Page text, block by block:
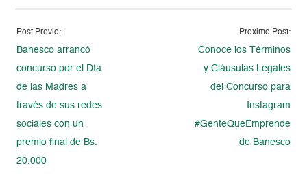
Post Previo:
Banesco arrancó
concurso por el Día
de las Madres a
través de sus redes
sociales con un
premio final de Bs.
20.000
Proximo Post:
Conoce los Términos
y Cláusulas Legales
del Concurso para
Instagram
#GenteQueEmprende
de Banesco